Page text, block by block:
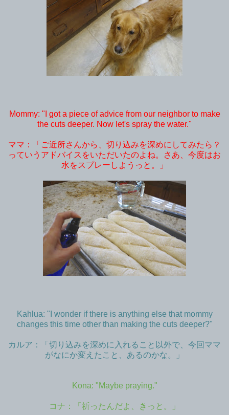
Mommy: "I got a piece of advice from our neighbor to make
the cuts deeper. Now let's spray the water."
ママ：「ご近所さんから、切り込みを深めにしてみたら？
っていうアドバイスをいただいたのよね。さあ、今度はお
水をスプレーしようっと。」
Kahlua: "I wonder if there is anything else that mommy
changes this time other than making the cuts deeper?"
カルア：「切り込みを深めに入れること以外で、今回ママ
がなにか変えたこと、あるのかな。」
Kona: "Maybe praying."
コナ：「祈ったんだよ、きっと。」